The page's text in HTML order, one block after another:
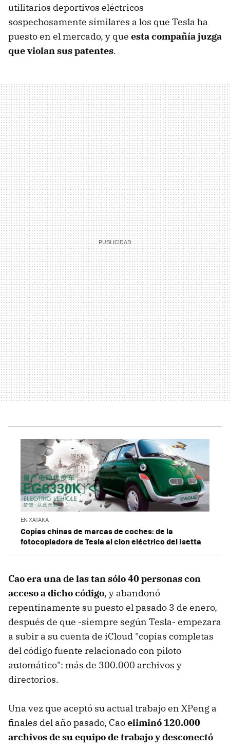
utilitarios deportivos eléctricos
sospechosamente similares a los que Tesla ha
puesto en el mercado, y que esta compañía juzga
que violan sus patentes.
EN XATAKA
Copias chinas de marcas de coches: de la
fotocopiadora de Tesla al clon eléctrico del Isetta
Cao era una de las tan sólo 40 personas con
acceso a dicho código, y abandonó
repentinamente su puesto el pasado 3 de enero,
después de que -siempre según Tesla- empezara
a subir a su cuenta de iCloud "copias completas
del código fuente relacionado con piloto
automático": más de 300.000 archivos y
directorios.
Una vez que aceptó su actual trabajo en XPeng a
finales del año pasado, Caoeliminó 120.000
archivos de su equipo de trabajo y desconectó